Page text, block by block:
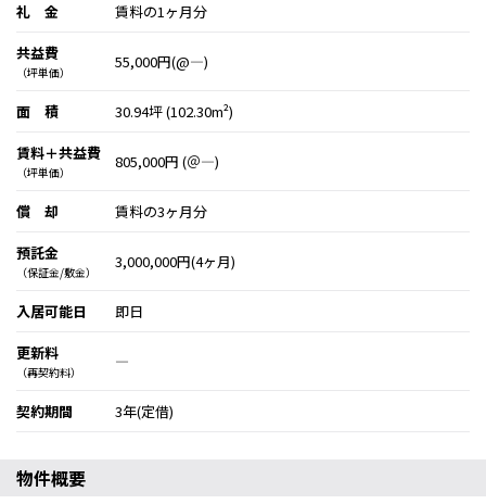
礼 金
賃料の1ヶ月分
共益費
（坪単価）
55,000円(@―)
面 積
30.94坪 (102.30m²)
賃料＋共益費
（坪単価）
805,000円 (＠―)
償 却
賃料の3ヶ月分
預託金
（保証金/敷金）
3,000,000円(4ヶ月)
入居可能日
即日
更新料
（再契約料）
―
契約期間 3年(定借)
物件概要